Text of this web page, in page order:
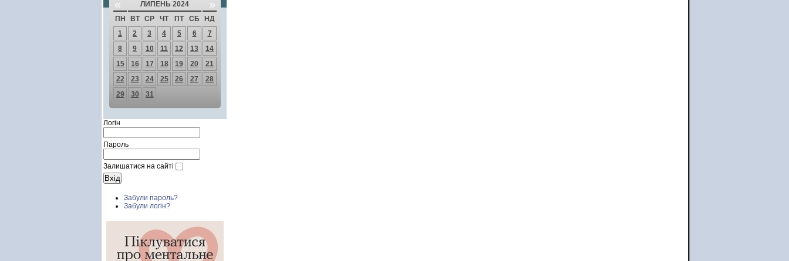
« ЛИПЕНЬ 2024 »
ПН ВТ СР ЧТ ПТ СБ
НД
1
2 3 4 5 6
7
8
9 10 11 12 13
14
15
16 17 18 19 20
21
22
23 24 25 26 27
28
29
30 31
Логін
Пароль
Залишатися на сайті
Забули пароль?
Забули логін?